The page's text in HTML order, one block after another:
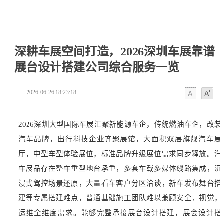
深耕车展空间打造，2026深圳车展靠谱
展台设计搭建公司综合服务一览
2026-06-26 18:23:18
2026深圳大型国际车展汇聚新能源车企，传统燃油车企，改
汽车品牌，出行科技企业齐聚展馆，大面积双层旗舰汽车
厅，中型车型体验展位，标准品牌升级展位需求同步释放。
车展品存在整车重型地台承重，多套车载多媒体线路集成，
浸式驾控场景还原，大量看车客户分区洽谈，新车发布舞台
建等专属搭建难点，普通基础施工团队难以兼顾安全，视觉
运维全维度需求。能够完整承接展台设计搭建，展会设计